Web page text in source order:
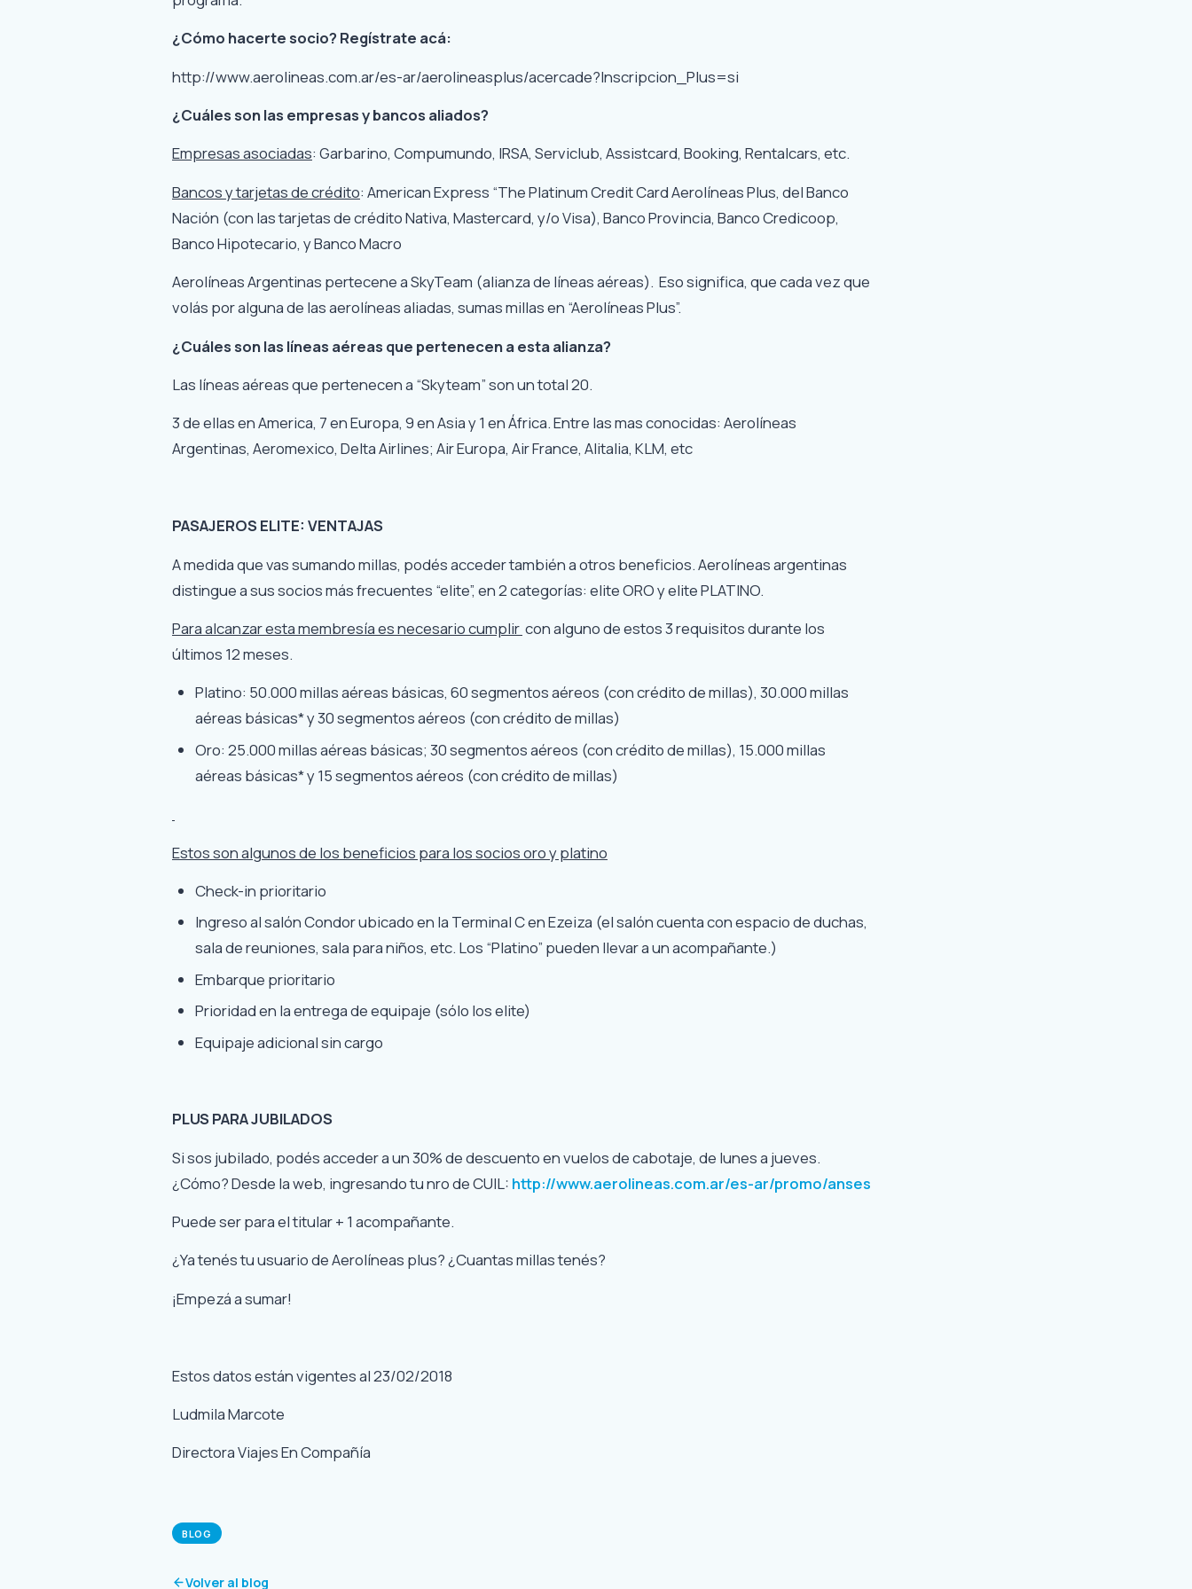
¿Cómo hacerte socio? Regístrate acá:
http://www.aerolineas.com.ar/es-ar/aerolineasplus/acercade?Inscripcion_Plus=si
¿Cuáles son las empresas y bancos aliados?
Empresas asociadas: Garbarino, Compumundo, IRSA, Serviclub, Assistcard, Booking, Rentalcars, etc.
Bancos y tarjetas de crédito: American Express “The Platinum Credit Card Aerolíneas Plus, del Banco
Nación (con las tarjetas de crédito Nativa, Mastercard, y/o Visa), Banco Provincia, Banco Credicoop,
Banco Hipotecario, y Banco Macro
Aerolíneas Argentinas pertecene a SkyTeam (alianza de líneas aéreas). Eso significa, que cada vez que
volás por alguna de las aerolíneas aliadas, sumas millas en “Aerolíneas Plus”.
¿Cuáles son las líneas aéreas que pertenecen a esta alianza?
Las líneas aéreas que pertenecen a “Skyteam” son un total 20.
3 de ellas en America, 7 en Europa, 9 en Asia y 1 en África. Entre las mas conocidas: Aerolíneas
Argentinas, Aeromexico, Delta Airlines; Air Europa, Air France, Alitalia, KLM, etc
PASAJEROS ELITE: VENTAJAS
A medida que vas sumando millas, podés acceder también a otros beneficios. Aerolíneas argentinas
distingue a sus socios más frecuentes “elite”, en 2 categorías: elite ORO y elite PLATINO.
Para alcanzar esta membresía es necesario cumplir con alguno de estos 3 requisitos durante los
últimos 12 meses.
Platino: 50.000 millas aéreas básicas, 60 segmentos aéreos (con crédito de millas), 30.000 millas
aéreas básicas* y 30 segmentos aéreos (con crédito de millas)
Oro: 25.000 millas aéreas básicas; 30 segmentos aéreos (con crédito de millas), 15.000 millas
aéreas básicas* y 15 segmentos aéreos (con crédito de millas)
Estos son algunos de los beneficios para los socios oro y platino
Check-in prioritario
Ingreso al salón Condor ubicado en la Terminal C en Ezeiza (el salón cuenta con espacio de duchas,
sala de reuniones, sala para niños, etc. Los “Platino” pueden llevar a un acompañante.)
Embarque prioritario
Prioridad en la entrega de equipaje (sólo los elite)
Equipaje adicional sin cargo
PLUS PARA JUBILADOS
Si sos jubilado, podés acceder a un 30% de descuento en vuelos de cabotaje, de lunes a jueves.
¿Cómo? Desde la web, ingresando tu nro de CUIL: http://www.aerolineas.com.ar/es-ar/promo/anses
Puede ser para el titular + 1 acompañante.
¿Ya tenés tu usuario de Aerolíneas plus? ¿Cuantas millas tenés?
¡Empezá a sumar!
Estos datos están vigentes al 23/02/2018
Ludmila Marcote
Directora Viajes En Compañía
BLOG
Volver al blog